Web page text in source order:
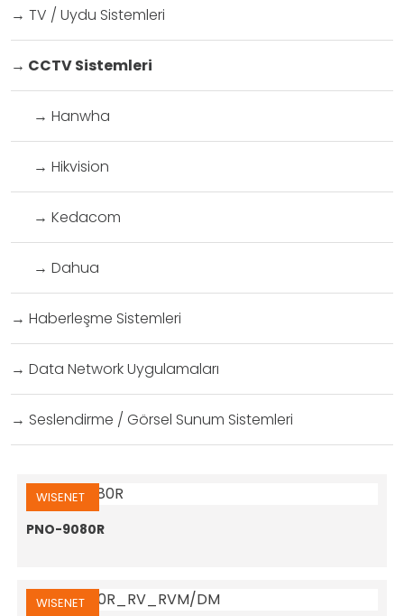
→ TV / Uydu Sistemleri
→ CCTV Sistemleri
→ Hanwha
→ Hikvision
→ Kedacom
→ Dahua
→ Haberleşme Sistemleri
→ Data Network Uygulamaları
→ Seslendirme / Görsel Sunum Sistemleri
WISENET
PNO-9080R
WISENET